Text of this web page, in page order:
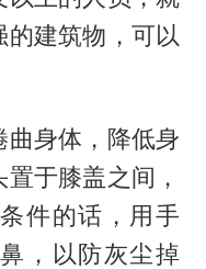
建筑物，可以
曲身体，降低身
于膝盖之间，
件的话，用手
，以防灰尘掉